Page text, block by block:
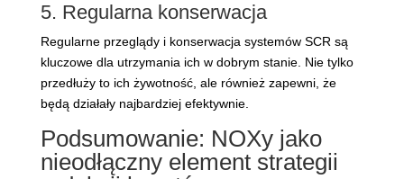
5. Regularna konserwacja
Regularne przeglądy i konserwacja systemów SCR są
kluczowe dla utrzymania ich w dobrym stanie. Nie tylko
przedłuży to ich żywotność, ale również zapewni, że
będą działały najbardziej efektywnie.
Podsumowanie: NOXy jako
nieodłączny element strategii